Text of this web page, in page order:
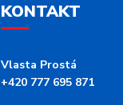
KONTAKT
Vlasta Prostá
+420 777 695 871